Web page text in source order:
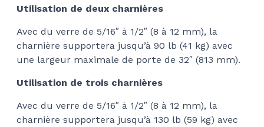
Utilisation de deux charnières
Avec du verre de 5/16″ à 1/2″ (8 à 12 mm), la
charnière supportera jusqu’à 90 lb (41 kg) avec
une largeur maximale de porte de 32″ (813 mm).
Utilisation de trois charnières
Avec du verre de 5/16″ à 1/2″ (8 à 12 mm), la
charnière supportera jusqu’à 130 lb (59 kg) avec